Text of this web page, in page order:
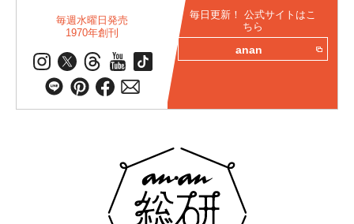
毎週水曜日発売
1970年創刊
毎日更新！ 公式サイトはこ
ちら
anan